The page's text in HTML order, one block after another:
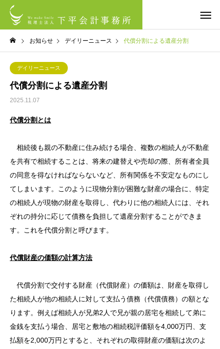
お知らせ デイリーニュース 代償分割による遺産分割
デイリーニュース
代償分割による遺産分割
2025.11.07
代償分割とは
相続後も親の不動産に住み続ける場合、複数の相続人が不動産
を共有で相続することは、将来の建替えや売却の際、所有者全員
の同意を得なければならないなど、所有関係を不安定なものにし
てしまいます。このように現物分割が困難な財産の場合に、特定
の相続人が現物の財産を取得し、代わりに他の相続人には、それ
ぞれの持分に応じて債務を負担して遺産分割することができま
す。これを代償分割と呼びます。
代償財産の価額の計算方法
代償分割で交付する財産（代償財産）の価額は、財産を取得し
た相続人が他の相続人に対して支払う債務（代償債務）の額とな
ります。例えば相続人が兄弟2人で兄が親の居宅を相続して弟に
金銭を支払う場合、居宅と敷地の相続税評価額を4,000万円、支
払額を2,000万円とすると、それぞれの取得財産の価額は次のよ